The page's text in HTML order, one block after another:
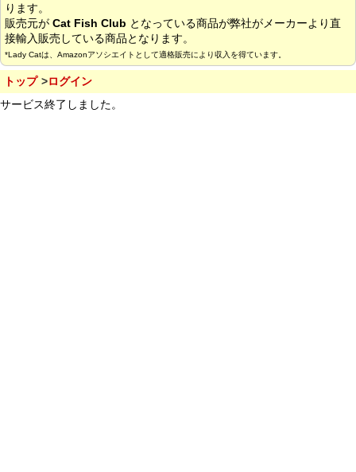
ります。
販売元が Cat Fish Club となっている商品が弊社がメーカーより直
接輸入販売している商品となります。
*Lady Catは、Amazonアソシエイトとして適格販売により収入を得ています。
トップ
ログイン
サービス終了しました。